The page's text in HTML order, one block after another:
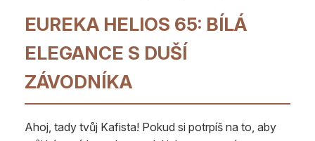
EUREKA HELIOS 65: BÍLÁ
ELEGANCE S DUŠÍ
ZÁVODNÍKA
Ahoj, tady tvůj Kafista! Pokud si potrpíš na to, aby